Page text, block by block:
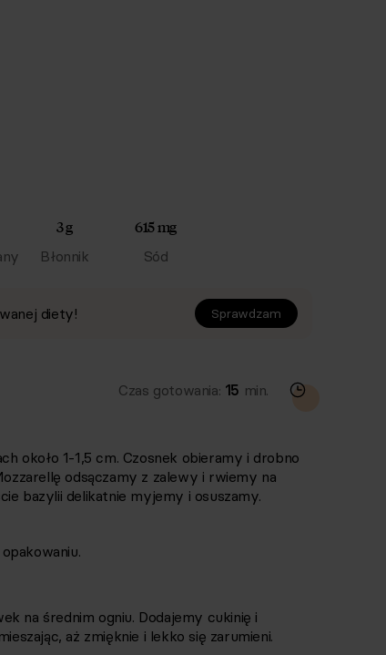
3 g
Błonnik
615 mg
Sód
diety! Sprawdzam
Czas gotowania: 15 min.
około 1-1,5 cm. Czosnek obieramy i drobno
odsączamy z zalewy i rwiemy na
bazylii delikatnie myjemy i osuszamy.
na średnim ogniu. Dodajemy cukinię i
aż zmięknie i lekko się zarumieni.